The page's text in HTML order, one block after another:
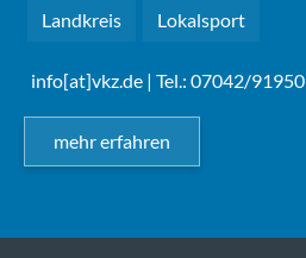
Landkreis Lokalsport
info[at]vkz.de | Tel.: 07042/91950
mehr erfahren